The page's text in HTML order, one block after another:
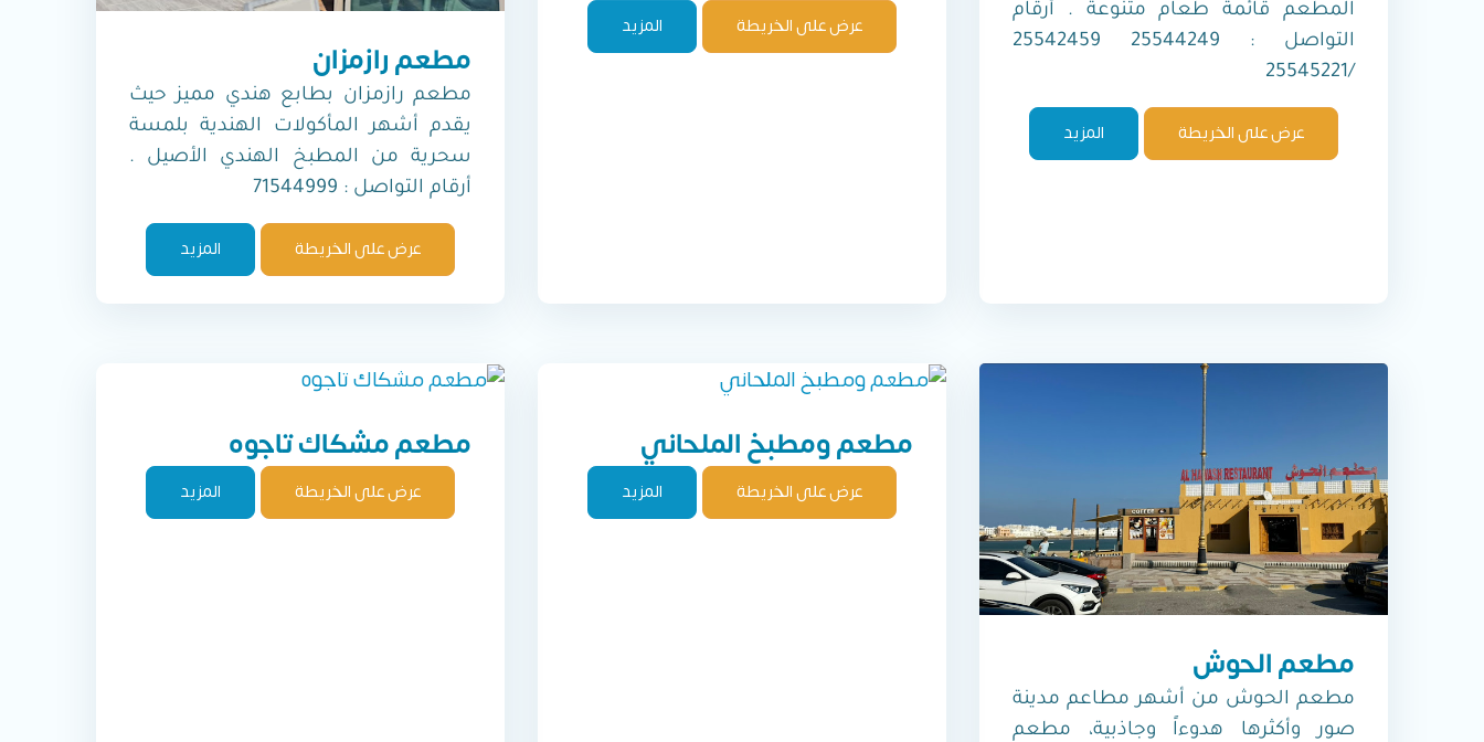
المطعم قائمة طعام متنوعة . أرقام
التواصل : 25544249 25542459
/25545221
عرض على الخريطة المزيد
عرض على الخريطة المزيد
مطعم رازمزان
مطعم رازمزان بطابع هندي مميز حيث
يقدم أشهر المأكولات الهندية بلمسة
سحرية من المطبخ الهندي الأصيل .
أرقام التواصل : 71544999
عرض على الخريطة المزيد
مطعم الحوش
مطعم الحوش من أشهر مطاعم مدينة
صور وأكثرها هدوءاً وجاذبية، مطعم
مطعم ومطبخ الملحاني
عرض على الخريطة المزيد
مطعم مشكاك تاجوه
عرض على الخريطة المزيد